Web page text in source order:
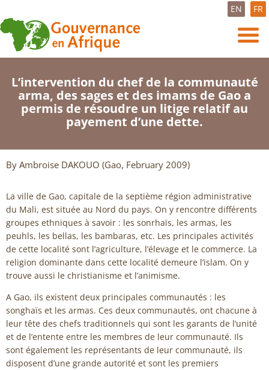
EN FR
L’intervention du chef de la communauté
arma, des sages et des imams de Gao a
permis de résoudre un litige relatif au
payement d’une dette.
By Ambroise DAKOUO (Gao, February 2009)
La ville de Gao, capitale de la septième région administrative
du Mali, est située au Nord du pays. On y rencontre différents
groupes ethniques à savoir : les sonrhaïs, les armas, les
peuhls, les bellas, les bambaras, etc. Les principales activités
de cette localité sont l’agriculture, l’élevage et le commerce. La
religion dominante dans cette localité demeure l’islam. On y
trouve aussi le christianisme et l’animisme.
A Gao, ils existent deux principales communautés : les
songhaïs et les armas. Ces deux communautés, ont chacune à
leur tête des chefs traditionnels qui sont les garants de l’unité
et de l’entente entre les membres de leur communauté. Ils
sont également les représentants de leur communauté, ils
disposent d’une grande autorité et sont les premiers